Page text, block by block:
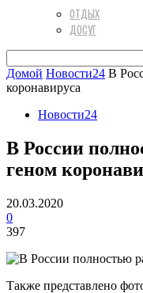
ОТДЫХ
ДОСУГ
Домой Новости24 В
коронавируса
Новости24
В России
геном
20.03.2020
0
397
Также представлено